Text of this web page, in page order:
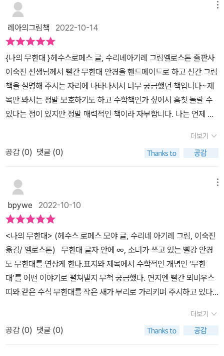
지 궁금했답니다.엄마와 아빠는 클라우에게 무한대의 의미를어떻
게 설명해 줄 수 있을까요? - 무한대는 밤하늘의 빛나는 별보다 많아
요.모든 바닷가에 있는 모래알보다도 많지요.책은 무한대라는 개념
을 '감정'으로 표현해요.🏷"가장 좋은 것들은 무한하기 때문에하나하
나 셀 필요가 없어!"(본문 중에서) 좋아하는 사람을 만났을 때 느끼
는 반가움원하던 일이 이루어졌을 때 느끼는 행복친구와 함께하는 순
간 쌓아가는 우정나의 가족을 향해 보여주는 따스한 미소우리가 해
낼 수 있는 모든 일의 가능성그리고 사랑하는 사람을 향한 믿음까
지....가장 좋은 것들은 무한하고 영원하기에,하나하나 셀 필요
도 셀 수도 없는 것이죠.마음으로 느껴지는 긍정적인 감정들은,셀 수
도 없고 무수히 많으며, 무한하기에진정한 무한대라고 할 수 있답니
념의 무한대라는 단어를감정이라는 최고로 말랑한 개념으로 술술 풀
어내다니,정말 어쩜 이렇게 사랑스러운 그림책이 있을까 싶어요.클라
우가 엄마 아빠와 대화를 주고받으며,점점 우리가 느끼는 감정의 깊
이를 배워가고'무한대'의 말뜻을 이해하고 받아들이는 과정이너무
도 해맑고 사랑스럽고, 귀여웠답니다. 나의 무한대라는 제목처럼 무
한대 안경을 쓴 클라우!또, 책 속 여기저기에 가득한 '무한대'의 표식
만큼이나이 책 '나의 무한대'가 주는 즐거움도 아주 컸답니다. 이 그림
책 '나의 무한대'를 읽고 나니,가족끼리 항상 느끼는 무한한 사랑에 대
이 작은 그림책 한 권이 주는 무한한 감동!<나의 무한대>를 통
해 꼭 확인해 보세요. 🌿위 리뷰는 도서를 제공받아, 솔직하게 작성
하였습니다.
레아의그림책 2022-10-14
{나의 무한대 }헤수스로페스 글, 수리녜아기레 그림옐로스톤 출판사 ​
이숙진 선생님께서 빨간 무한대 안경을 핸드메이드로 하고 신간 그림
책을 설명해 주시는 자리에 나타나셔서 너무 궁금했던 책입니다~​​제
목만 봐서는 정말 모호하기도 하고 수학책인가 싶어서 흠칫 놀랄 수
있다는 점이 있지만 정말 매력적인 책이라 자부합니다. ​나는 언제 무
까? 우리 아이도 이해가 가지 않는 부분이 있다면 ,엄마아빠가 같이
고민하고 설명해 주고, 이해할 수 있도록 생활 밀착형으로 도와주고
싶다.. 는 생각이 들게 한 책이다. 그게 함께 살아간다는 것 아닐까?
아이의 사소한 변화도 알아차리는 내가 되고 싶다.내가 그럴때 누가
갈 때 함께하는 사람이 있나요? 물어볼 사람, 도움을 요청할 사람, 알
아차려주는 사람, 그런 상태인지의 여부를 알아차리고 싶은 사람이
있는지도 질문드려봐요~​어렵다는 것, 나만 모르는 기분에 빠져 있는
주인공 클라우. 그것에 대해 아이가 알 수 있도록 하나씩 예를 들어가
주는 부모의 모습이 참 어여쁘다. ​다른 이야기지만 엄마의 배, 아빠의
배, 클라우의 배가 왜이리도 인간적이고 정겨운지 모르겠다~나의 웃
음 포인트는 그 그림이었음^^​기운이 없던 아이가 바다를 가고 싶다는
말. 도 다시 읽어보게하는 장면이었다. ​아 ! 딸도 유치원 다녀오면 놀
이터가 있는 공원에 가고 싶다 했는데.. 편안한 장소를 가고 싶은거일
더보기
공감 (0) 댓글 (0)
bpywe 2022-10-10
<나의 무한대> (헤수스 로페스 모야 글, 수리네 아기레 그림, 이숙진
옮김/ 엘로스톤) 무한대 글자 안에 ∞, 소녀가 쓰고 있는 빨강 안경
도 무한대를 연상케 한다.표지와 제목에서 수학적인 개념인 ‘무한
대’를 어떤 이야기로 펼쳐낼지 무척 궁금했다. 면지엔 빨간 뫼비우스
띠와 같은 수식 무한대를 작은 새가 부리로 가리키며 주시하고 있다.
해할 수 없었던 클라우. 집에 돌아와서도 무한대에 대한 풀리지 않는
울적한 클라우는 엄마에게 바다에 가고 싶다고 하고 마침내 클라우가
족은 바다에 도착한다. 바다에 도착해서도 전혀 즐겁지 않는 클라우
더보기
공감 (0) 댓글 (0)